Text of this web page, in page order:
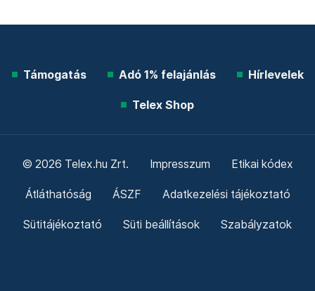
Támogatás Adó 1% felajánlás Hírlevelek
Telex Shop
© 2026 Telex.hu Zrt. Impresszum Etikai kódex
Átláthatóság ÁSZF Adatkezelési tájékoztató
Sütitájékoztató Süti beállítások Szabályzatok